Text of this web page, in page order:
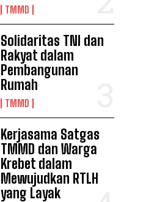
TMMD
Solidaritas TNI dan
Rakyat dalam
Pembangunan
Rumah
TMMD
Kerjasama Satgas
TMMD dan Warga
Krebet dalam
Mewujudkan RTLH
yang Layak